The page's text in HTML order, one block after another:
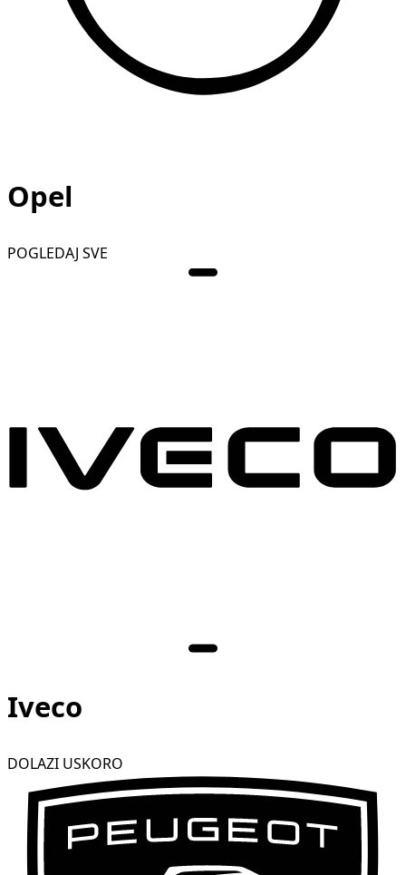
Opel
POGLEDAJ SVE
Iveco
DOLAZI USKORO